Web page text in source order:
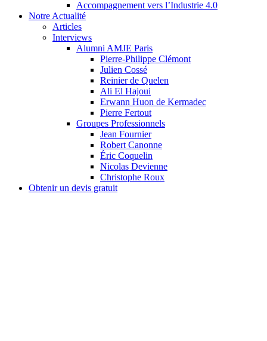
Accompagnement vers l’Industrie 4.0
Notre Actualité
Articles
Interviews
Alumni AMJE Paris
Pierre-Philippe Clémont
Julien Cossé
Reinier de Quelen
Ali El Hajoui
Erwann Huon de Kermadec
Pierre Fertout
Groupes Professionnels
Jean Fournier
Robert Canonne
Éric Coquelin
Nicolas Devienne
Christophe Roux
Obtenir un devis gratuit